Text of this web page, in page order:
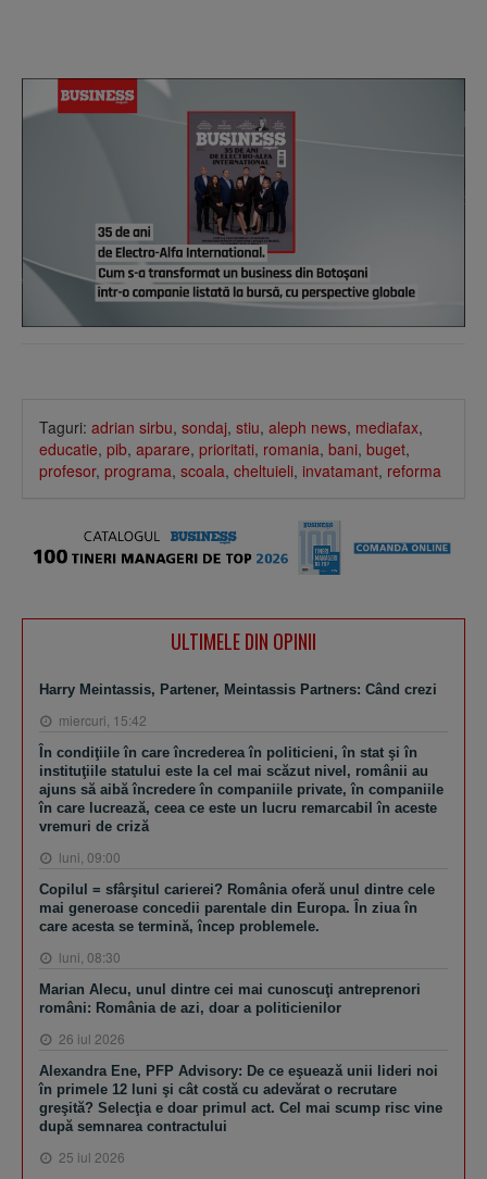
Taguri: adrian sirbu, sondaj, stiu, aleph news, mediafax,
educatie, pib, aparare, prioritati, romania, bani, buget,
profesor, programa, scoala, cheltuieli, invatamant, reforma
ULTIMELE DIN OPINII
Harry Meintassis, Partener, Meintassis Partners: Când crezi
miercuri, 15:42
În condiţiile în care încrederea în politicieni, în stat şi în
instituţiile statului este la cel mai scăzut nivel, românii au
ajuns să aibă încredere în companiile private, în companiile
în care lucrează, ceea ce este un lucru remarcabil în aceste
vremuri de criză
luni, 09:00
Copilul = sfârşitul carierei? România oferă unul dintre cele
mai generoase concedii parentale din Europa. În ziua în
care acesta se termină, încep problemele.
luni, 08:30
Marian Alecu, unul dintre cei mai cunoscuţi antreprenori
români: România de azi, doar a politicienilor
26 iul 2026
Alexandra Ene, PFP Advisory: De ce eşuează unii lideri noi
în primele 12 luni şi cât costă cu adevărat o recrutare
greşită? Selecţia e doar primul act. Cel mai scump risc vine
după semnarea contractului
25 iul 2026